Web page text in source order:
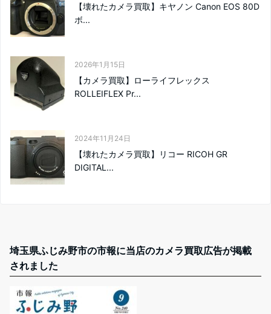
【壊れたカメラ買取】キヤノン Canon EOS 80D
ボ...
2026年1月15日
【カメラ買取】ローライフレックス
ROLLEIFLEX Pr...
2024年11月24日
【壊れたカメラ買取】リコー RICOH GR
DIGITAL...
埼玉県ふじみ野市の市報に当店のカメラ買取広告が掲載
されました